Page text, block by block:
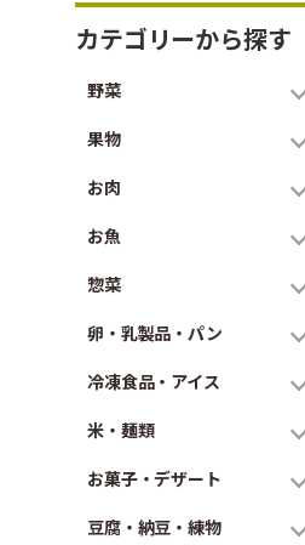
カテゴリーから探す
野菜
果物
お肉
お魚
惣菜
卵・乳製品・パン
冷凍食品・アイス
米・麺類
お菓子・デザート
豆腐・納豆・練物